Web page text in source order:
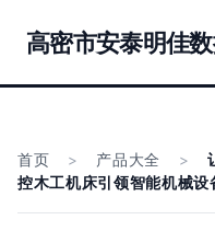
高密市安泰明佳
首页 > 产品大全 >
控木工机床引领智能机械设